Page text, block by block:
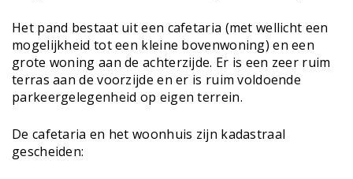
Het pand bestaat uit een cafetaria (met wellicht een
mogelijkheid tot een kleine bovenwoning) en een
grote woning aan de achterzijde. Er is een zeer ruim
terras aan de voorzijde en er is ruim voldoende
parkeergelegenheid op eigen terrein.
De cafetaria en het woonhuis zijn kadastraal
gescheiden: